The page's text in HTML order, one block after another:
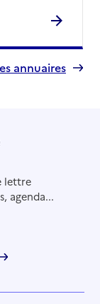
annuaires
lettre
agenda...